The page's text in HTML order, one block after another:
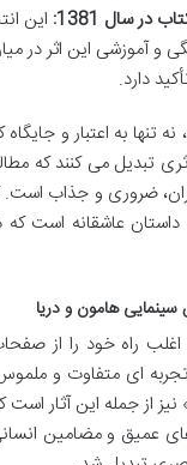
در سال 1381:
این
و آموزشی این اثر در
دارد.
نه تنها به اعتبار و
اثری تبدیل می کنند که
ضروری و جذاب است.
داستان عاشقانه است
سینمایی هامون و دریا
اغلب راه خود را از
تجربه ای متفاوت و
از جمله این آثار است
عمیق و مضامین